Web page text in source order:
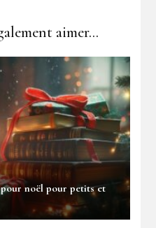
aimer...
noël pour petits et